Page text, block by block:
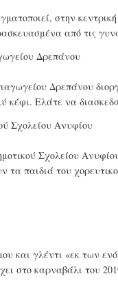
στην
από τις
Δρεπάνου
Δρεπάνου
κέφι. Ελάτε να
Σχολείου Ανυφίου
Σχολείου
τα παιδιά του
και γλέντι «εκ των
στο καρναβάλι του